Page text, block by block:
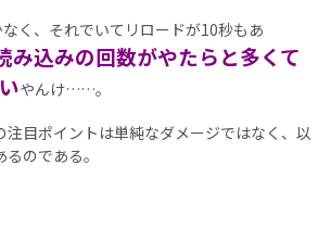
く、それでいてリロードが10秒もあ
み込みの回数がやたらと多くて
やんけ……。
目ポイントは単純なダメージではなく、以
のである。